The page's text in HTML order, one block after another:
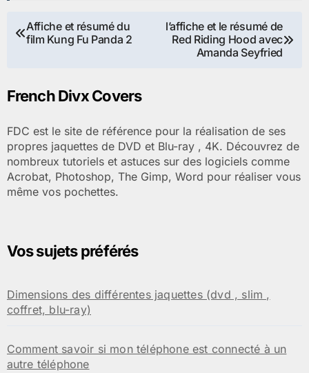
Navigation
l’article
Affiche et résumé du
film Kung Fu Panda 2
l’affiche et le résumé de
Red Riding Hood avec
Amanda Seyfried
French Divx Covers
FDC est le site de référence pour la réalisation de ses
propres jaquettes de DVD et Blu-ray , 4K. Découvrez de
nombreux tutoriels et astuces sur des logiciels comme
Acrobat, Photoshop, The Gimp, Word pour réaliser vous
même vos pochettes.
Vos sujets préférés
Dimensions des différentes jaquettes (dvd , slim ,
coffret, blu-ray)
Comment savoir si mon téléphone est connecté à un
autre téléphone